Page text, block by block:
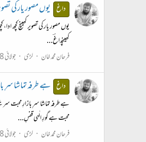
داغ یوں مصور یار کی
یوں مصور یار کی تصویر کھینچ کچھ
کھینچداغؔ...
فرحان محمد خان
لڑی جولائی 18، 2017
داغ ہے طرفہ تماشا سرِ
ہے طرفہ تماشا سرِ بازارِ محبت
محبت ہے گورِِ الٰہی قفسِ...
فرحان محمد خان
لڑی جولائی 18، 2017